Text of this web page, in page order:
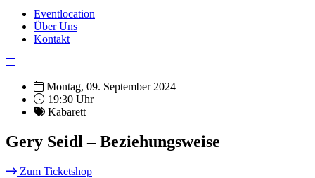
Eventlocation
Über Uns
Kontakt
Montag, 09. September 2024
19:30 Uhr
Kabarett
Gery Seidl – Beziehungsweise
Zum Ticketshop